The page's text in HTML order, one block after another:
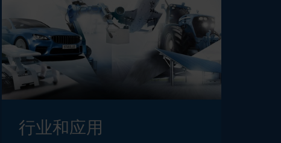
行业和应用